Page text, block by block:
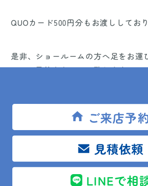
ご来店予
見積依頼
LINEで相
QUOカード500円分もお渡ししてお
是非、ショールームの方へ足をお運
でのご予約をおススメ致します。